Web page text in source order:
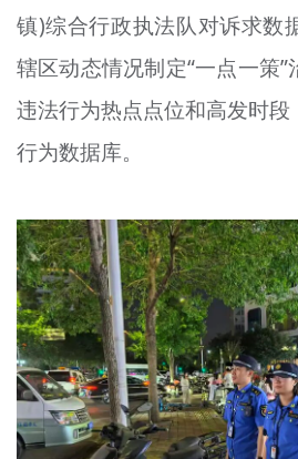
镇)综合行政执法队对诉求数
辖区动态情况制定“一点一策
违法行为热点点位和高发时
行为数据库。